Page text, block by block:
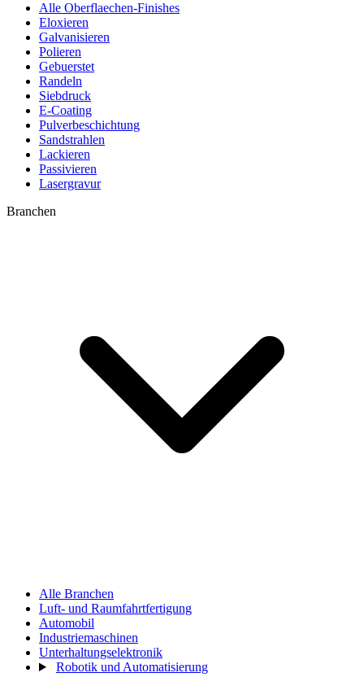
Alle Oberflaechen-Finishes
Eloxieren
Galvanisieren
Polieren
Gebuerstet
Randeln
Siebdruck
E-Coating
Pulverbeschichtung
Sandstrahlen
Lackieren
Passivieren
Lasergravur
Branchen
Alle Branchen
Luft- und Raumfahrtfertigung
Automobil
Industriemaschinen
Unterhaltungselektronik
Robotik und Automatisierung